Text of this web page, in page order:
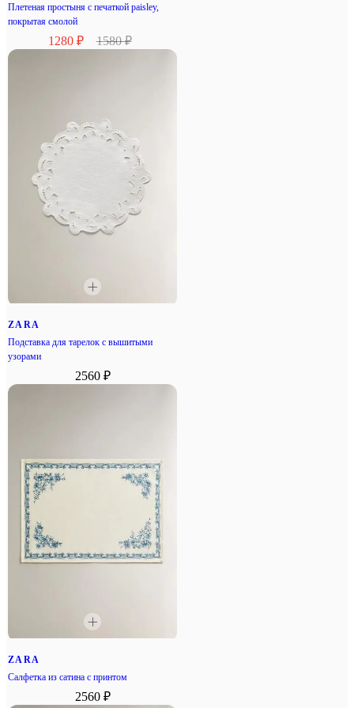
Плетеная простыня с печаткой paisley,
покрытая смолой
1280 ₽ 1580 ₽
ZARA
Подставка для тарелок с вышитыми
узорами
2560 ₽
ZARA
Салфетка из сатина с принтом
2560 ₽